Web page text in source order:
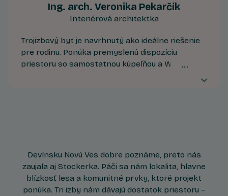
Ing. arch. Veronika Pekarčík
Interiérová architektka
Trojizbový byt je navrhnutý ako ideálne riešenie
pre rodinu. Ponúka premyslenú dispozíciu
priestoru so samostatnou kúpeľňou a WC, čo
Devínsku Novú Ves dobre poznáme, preto nás
zaujala aj Stockerka. Páči sa nám lokalita, hlavne
blízkosť lesa a komunitné prvky, ktoré projekt
ponúka. Tri izby nám dávajú dostatok priestoru –